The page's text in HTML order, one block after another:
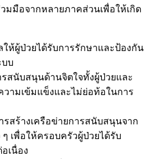
มมือจากหลายภาคส่วนเพื่อให้เกิด
ห้ผู้ป่วยได้รับการรักษาและป้องกัน
บบ
สนับสนุนด้านจิตใจทั้งผู้ป่วยและ
วามเข้มแข็งและไม่ย่อท้อในการ
สร้างเครือข่ายการสนับสนุนจาก
เพื่อให้ครอบครัวผู้ป่วยได้รับ
เนื่อง